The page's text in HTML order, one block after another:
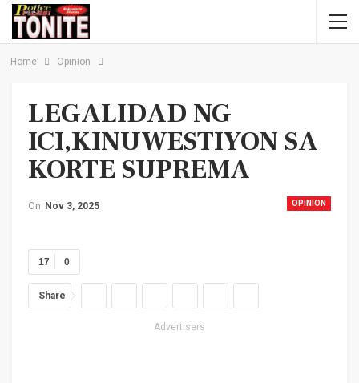
Home Opinion
LEGALIDAD NG
ICI,KINUWESTIYON SA
KORTE SUPREMA
OPINION
On Nov 3, 2025
0
17
Share
Advertisers